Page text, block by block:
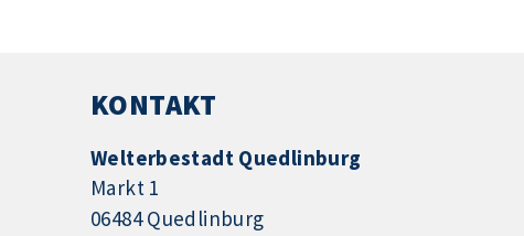
KONTAKT
Welterbestadt Quedlinburg
Markt 1
06484 Quedlinburg